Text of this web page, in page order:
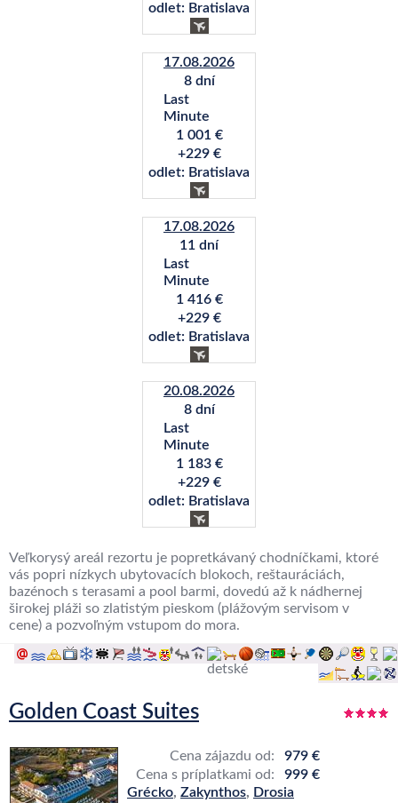
odlet: Bratislava
17.08.2026
8 dní
Last
Minute
1 001 €
+229 €
odlet: Bratislava
17.08.2026
11 dní
Last
Minute
1 416 €
+229 €
odlet: Bratislava
20.08.2026
8 dní
Last
Minute
1 183 €
+229 €
odlet: Bratislava
Veľkorysý areál rezortu je popretkávaný chodníčkami, ktoré
vás popri nízkych ubytovacích blokoch, reštauráciách,
bazénoch s terasami a pool barmi, dovedú až k nádhernej
širokej pláži so zlatistým pieskom (plážovým servisom v
cene) a pozvoľným vstupom do mora.
Golden Coast Suites
Cena zájazdu od:
979 €
Cena s príplatkami od:
999 €
Grécko, Zakynthos, Drosia